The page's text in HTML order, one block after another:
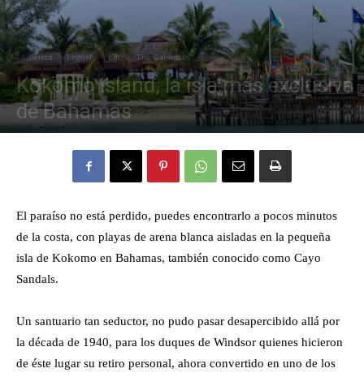
My
Eyes
América English lujo The Bahamas
Kokomo island, la isla más exclusiva
de Bahamas
4 enero, 2024 1573 0
El paraíso no está perdido, puedes encontrarlo a pocos minutos
de la costa, con playas de arena blanca aisladas en la pequeña
isla de Kokomo en Bahamas, también conocido como Cayo
Sandals.
Un santuario tan seductor, no pudo pasar desapercibido allá por
la década de 1940, para los duques de Windsor quienes hicieron
de éste lugar su retiro personal, ahora convertido en uno de los